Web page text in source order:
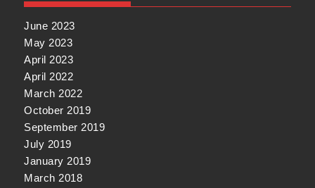
June 2023
May 2023
April 2023
April 2022
March 2022
October 2019
September 2019
July 2019
January 2019
March 2018